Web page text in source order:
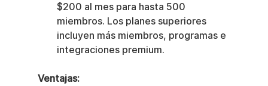
$200 al mes para hasta 500
miembros. Los planes superiores
incluyen más miembros, programas e
integraciones premium.
Ventajas: